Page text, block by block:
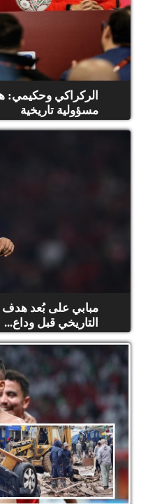
الركراكي وحكيمي:
مسؤولية تاريخية
مبابي على بُعد هدف
التاريخي قبل وداع...